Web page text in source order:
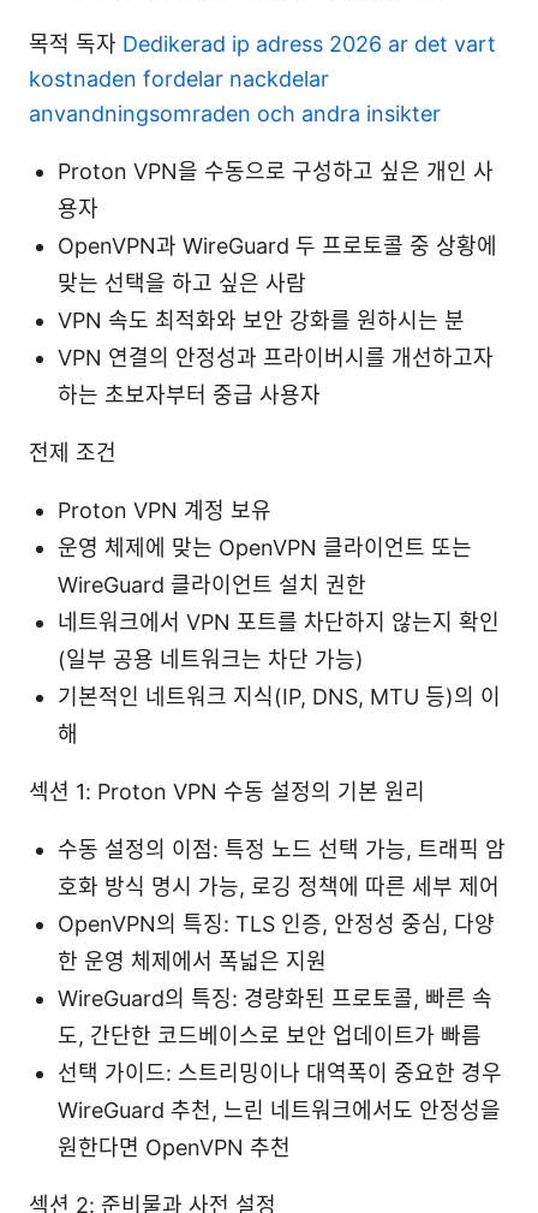
목적 독자 Dedikerad ip adress 2026 ar det vart
kostnaden fordelar nackdelar
anvandningsomraden och andra insikter
Proton VPN을 수동으로 구성하고 싶은 개인 사
용자
OpenVPN과 WireGuard 두 프로토콜 중 상황에
맞는 선택을 하고 싶은 사람
VPN 속도 최적화와 보안 강화를 원하시는 분
VPN 연결의 안정성과 프라이버시를 개선하고자
하는 초보자부터 중급 사용자
전제 조건
Proton VPN 계정 보유
운영 체제에 맞는 OpenVPN 클라이언트 또는
WireGuard 클라이언트 설치 권한
네트워크에서 VPN 포트를 차단하지 않는지 확인
(일부 공용 네트워크는 차단 가능)
기본적인 네트워크 지식(IP, DNS, MTU 등)의 이
해
섹션 1: Proton VPN 수동 설정의 기본 원리
수동 설정의 이점: 특정 노드 선택 가능, 트래픽 암
호화 방식 명시 가능, 로깅 정책에 따른 세부 제어
OpenVPN의 특징: TLS 인증, 안정성 중심, 다양
한 운영 체제에서 폭넓은 지원
WireGuard의 특징: 경량화된 프로토콜, 빠른 속
도, 간단한 코드베이스로 보안 업데이트가 빠름
선택 가이드: 스트리밍이나 대역폭이 중요한 경우
WireGuard 추천, 느린 네트워크에서도 안정성을
원한다면 OpenVPN 추천
섹션 2: 준비물과 사전 설정